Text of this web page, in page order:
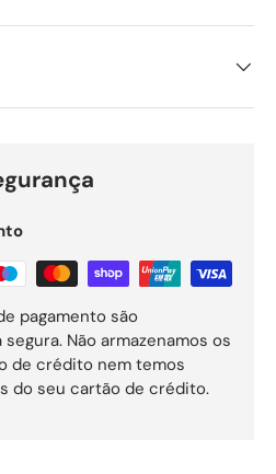
pagamento são
Não armazenamos os
de crédito nem temos
do seu cartão de crédito.